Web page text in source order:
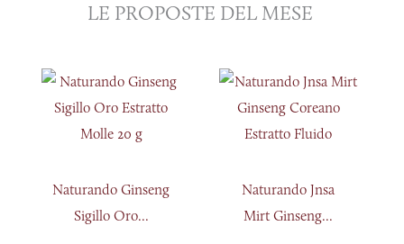
LE PROPOSTE DEL MESE
Naturando Ginseng
Sigillo Oro...
Naturando Jnsa
Mirt Ginseng...